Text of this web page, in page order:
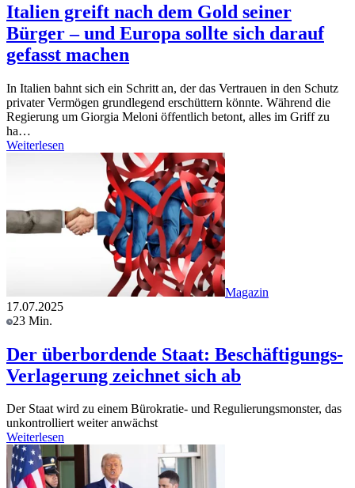
Italien greift nach dem Gold seiner
Bürger – und Europa sollte sich darauf
gefasst machen
In Italien bahnt sich ein Schritt an, der das Vertrauen in den Schutz
privater Vermögen grundlegend erschüttern könnte. Während die
Regierung um Giorgia Meloni öffentlich betont, alles im Griff zu
ha…
Weiterlesen
Magazin
17.07.2025
23 Min.
Der überbordende Staat: Beschäftigungs-
Verlagerung zeichnet sich ab
Der Staat wird zu einem Bürokratie- und Regulierungsmonster, das
unkontrolliert weiter anwächst
Weiterlesen